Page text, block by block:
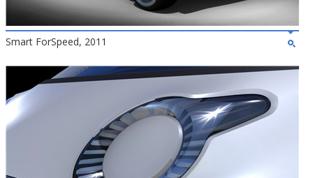
Smart ForSpeed, 2011